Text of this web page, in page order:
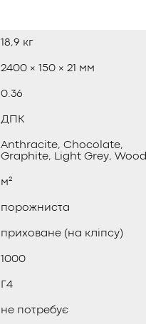
18,9 кг
2400 × 150 × 21 мм
0.36
ДПК
Anthracite, Chocolate,
Graphite, Light Grey, Wood
м²
порожниста
приховане (на кліпсу)
1000
Г4
не потребує